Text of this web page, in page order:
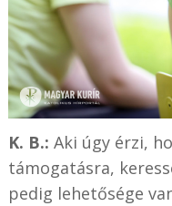
K. B.: Aki úgy érzi,
támogatásra,
pedig lehetősége